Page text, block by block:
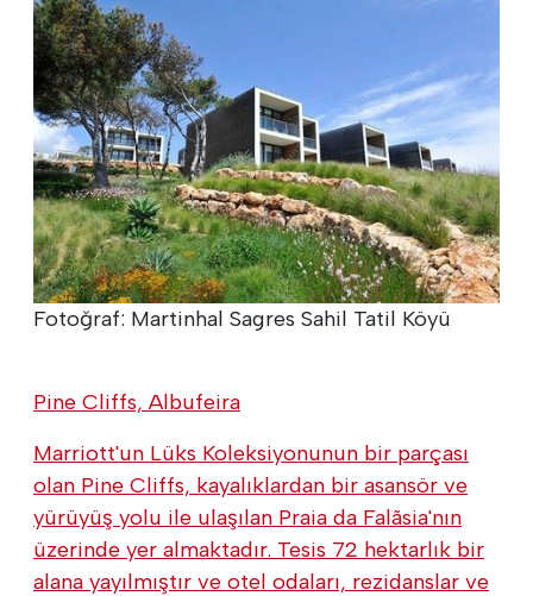
Fotoğraf: Martinhal Sagres Sahil Tatil Köyü
Pine Cliffs, Albufeira
Marriott'un Lüks Koleksiyonunun bir parçası
olan Pine Cliffs, kayalıklardan bir asansör ve
yürüyüş yolu ile ulaşılan Praia da Falãsia'nın
üzerinde yer almaktadır. Tesis 72 hektarlık bir
alana yayılmıştır ve otel odaları, rezidanslar ve